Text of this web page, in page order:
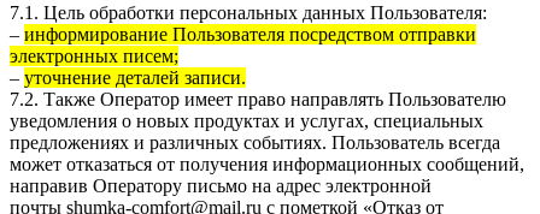
7.1. Цель обработки персональных данных Пользователя:
– информирование Пользователя посредством отправки
электронных писем;
– уточнение деталей записи.
7.2. Также Оператор имеет право направлять Пользователю
уведомления о новых продуктах и услугах, специальных
предложениях и различных событиях. Пользователь всегда
может отказаться от получения информационных сообщений,
направив Оператору письмо на адрес электронной
почты shumka-comfort@mail.ru с пометкой «Отказ от